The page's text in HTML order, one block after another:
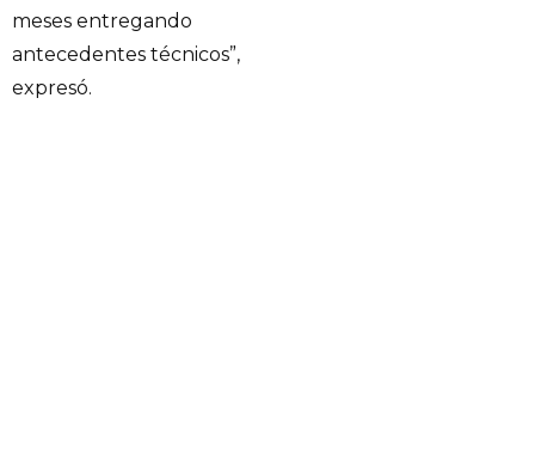
meses entregando
antecedentes técnicos”,
expresó.